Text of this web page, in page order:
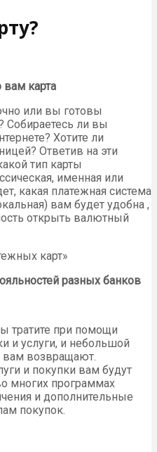
вам карта
или вы готовы
Собираетесь ли вы
Хотите ли
Ответив на эти
тип карты
именная или
какая платежная система
вам будет удобна ,
открыть валютный
карт»
разных банков
тратите при помощи
и услуги, и небольшой
вам возвращают.
и покупки вам будут
многих программах
и дополнительные
покупок.